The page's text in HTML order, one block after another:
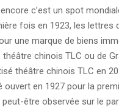
encore c’est un spot
fois en 1923, les lettres
une marque de biens
théâtre chinois TLC ou de
théâtre chinois TLC en
ouvert en 1927 pour la
être observée sur le